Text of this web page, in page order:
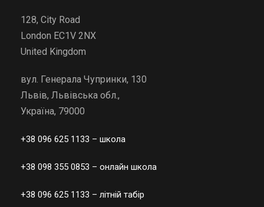
128, City Road
London EC1V 2NX
United Kingdom
вул. Генерала Чупринки, 130
Львів, Львівська обл.,
Україна, 79000
+38 096 625 1133 – школа
+38 098 355 0853 – онлайн школа
+38 096 625 1133 – літній табір